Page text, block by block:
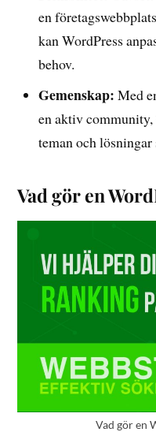
en
kan WordPress
behov.
Gemenskap: Med
en aktiv
teman och lösningar
Vad gör en
Vad gör en